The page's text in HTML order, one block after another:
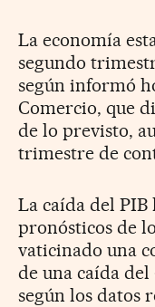
La economía
segundo
según informó
Comercio, que
de lo previsto,
trimestre de
La caída del
pronósticos de
vaticinado una
de una caída
según los datos